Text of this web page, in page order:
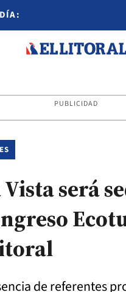
PUBLICIDAD
será
de referentes